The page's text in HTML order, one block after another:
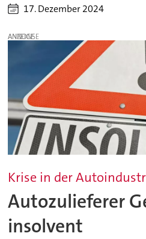
17. Dezember 2024
ANZEIGE
Krise in der
Autozulieferer
insolvent